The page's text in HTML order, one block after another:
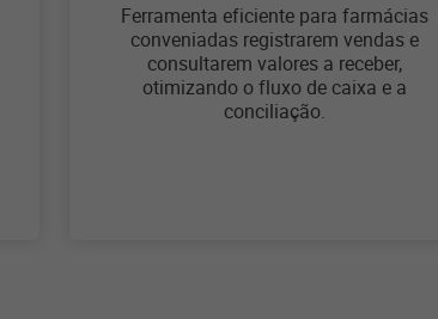
Ferramenta eficiente para farmácias
conveniadas registrarem vendas e
consultarem valores a receber,
otimizando o fluxo de caixa e a
conciliação.